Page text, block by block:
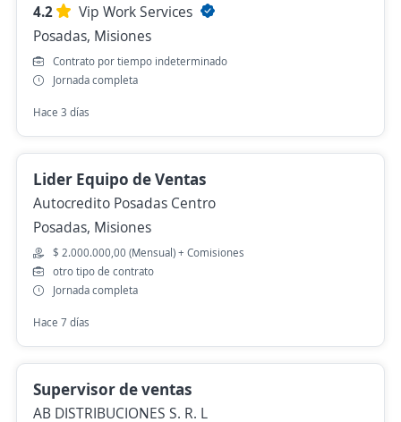
4.2
Vip Work Services
Posadas, Misiones
Contrato por tiempo indeterminado
Jornada completa
Hace 3 días
Lider Equipo de Ventas
Autocredito Posadas Centro
Posadas, Misiones
$ 2.000.000,00 (Mensual) + Comisiones
otro tipo de contrato
Jornada completa
Hace 7 días
Supervisor de ventas
AB DISTRIBUCIONES S. R. L